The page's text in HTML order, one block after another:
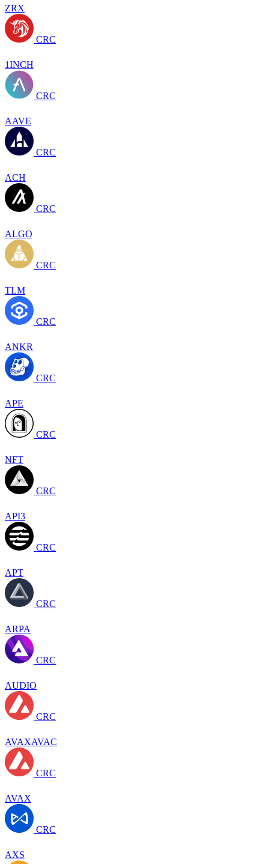
ZRX
CRC
1INCH
CRC
AAVE
CRC
ACH
CRC
ALGO
CRC
TLM
CRC
ANKR
CRC
APE
CRC
NFT
CRC
API3
CRC
APT
CRC
ARPA
CRC
AUDIO
CRC
AVAXAVAC
CRC
AVAX
CRC
AXS